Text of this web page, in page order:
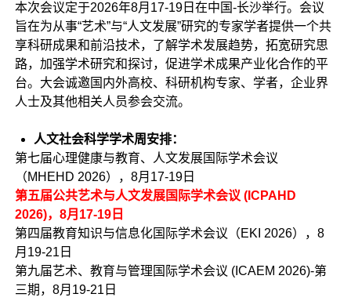
本次会议定于2026年8月17-19日在中国-长沙举行。会议
旨在为从事“艺术”与“人文发展”研究的专家学者提供一个共
享科研成果和前沿技术，了解学术发展趋势，拓宽研究思
路，加强学术研究和探讨，促进学术成果产业化合作的平
台。大会诚邀国内外高校、科研机构专家、学者，企业界
人士及其他相关人员参会交流。
人文社会科学学术周安排：
第七届心理健康与教育、人文发展国际学术会议
（MHEHD 2026），8月17-19日
第五届公共艺术与人文发展国际学术会议 (ICPAHD
2026)，8月17-19日
第四届教育知识与信息化国际学术会议（EKI 2026），8
月19-21日
第九届艺术、教育与管理国际学术会议 (ICAEM 2026)-第
三期，8月19-21日